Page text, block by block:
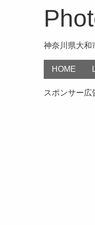
神奈川県大和
HOME
スポンサー広